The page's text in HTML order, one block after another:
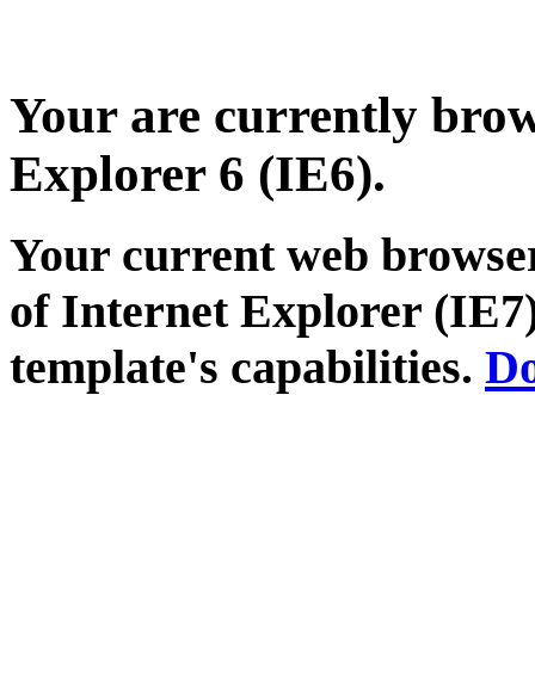
Your are currently
Explorer 6 (IE6).
Your current web
of Internet Explorer
template's capabilities.